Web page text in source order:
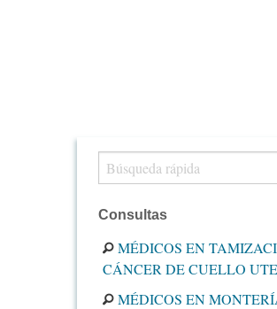
Consultas
MÉDICOS EN
CÁNCER DE CUELLO
MÉDICOS EN